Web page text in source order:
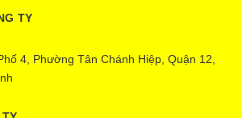
TY
4, Phường Tân Chánh Hiệp, Quận 12,